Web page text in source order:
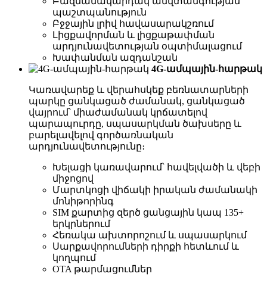
պաշտպանություն
Բջջային լրիվ հավասարակշռում
Լիցքավորման և լիցքաթափման
արդյունավետության օպտիմալացում
Խափանման ազդանշան
4G-ամպային-հարթակ
Կառավարեք և վերահսկեք բեռնատարների
պարկը ցանկացած ժամանակ, ցանկացած
վայրում՝ միաժամանակ կրճատելով
պարապուրդը, սպասարկման ծախսերը և
բարելավելով գործառնական
արդյունավետությունը։
Խելացի կառավարում՝ հավելվածի և վեբի
միջոցով
Մարտկոցի վիճակի իրական ժամանակի
մոնիթորինգ
SIM քարտից զերծ ցանցային կապ 135+
երկրներում
Հեռակա ախտորոշում և սպասարկում
Սարքավորումների դիրքի հետևում և
կողպում
OTA թարմացումներ